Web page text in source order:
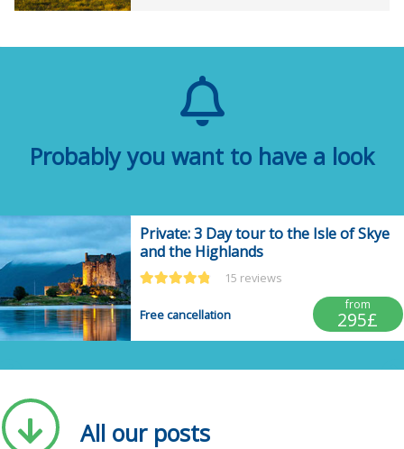
Probably you want to have a look
Private: 3 Day tour to the Isle of Skye
and the Highlands
15 reviews
Free cancellation
from
295£
All our posts